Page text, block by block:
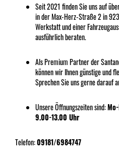
Seit 2021 finden Sie uns auf
in der Max-Herz-Straße 2 in
Werkstatt und einer
ausführlich beraten.
Als Premium Partner der
können wir Ihnen günstige und
Sprechen Sie uns gerne darauf
Unsere Öffnungszeiten sind:
9.00-13.00 Uhr
Telefon:09181/6984747